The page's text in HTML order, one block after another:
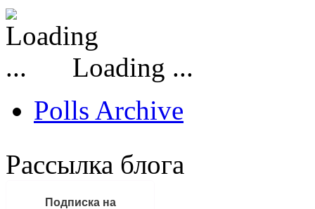
Loading ...
Polls Archive
Рассылка блога
Подписка на